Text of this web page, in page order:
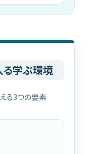
学ぶ環境
る3つの要素